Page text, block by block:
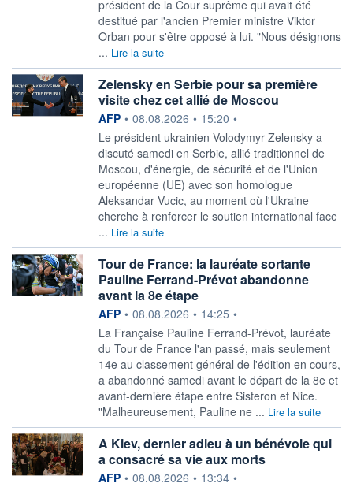
président de la Cour suprême qui avait été
destitué par l'ancien Premier ministre Viktor
Orban pour s'être opposé à lui. "Nous désignons
... Lire la suite
Zelensky en Serbie pour sa première
visite chez cet allié de Moscou
information fournie par
AFP • 08.08.2026 • 15:20 •
Le président ukrainien Volodymyr Zelensky a
discuté samedi en Serbie, allié traditionnel de
Moscou, d'énergie, de sécurité et de l'Union
européenne (UE) avec son homologue
Aleksandar Vucic, au moment où l'Ukraine
cherche à renforcer le soutien international face
... Lire la suite
Tour de France: la lauréate sortante
Pauline Ferrand-Prévot abandonne
avant la 8e étape
information fournie par
AFP • 08.08.2026 • 14:25 •
La Française Pauline Ferrand-Prévot, lauréate
du Tour de France l'an passé, mais seulement
14e au classement général de l'édition en cours,
a abandonné samedi avant le départ de la 8e et
avant-dernière étape entre Sisteron et Nice.
"Malheureusement, Pauline ne ... Lire la suite
A Kiev, dernier adieu à un bénévole qui
a consacré sa vie aux morts
information fournie par
AFP • 08.08.2026 • 13:34 •